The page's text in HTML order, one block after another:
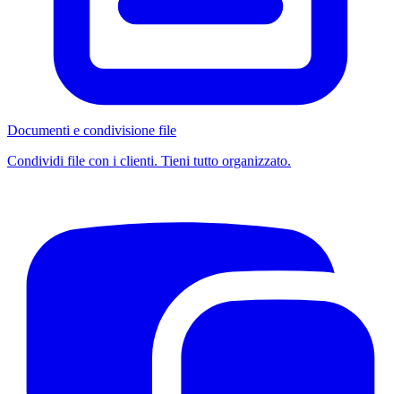
Documenti e condivisione file
Condividi file con i clienti. Tieni tutto organizzato.